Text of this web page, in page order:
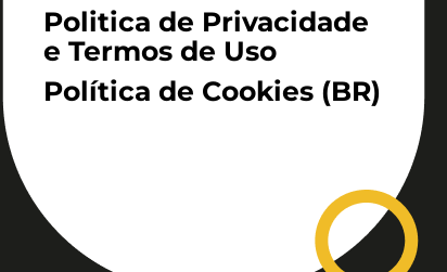
Politica de Privacidade
e Termos de Uso
Política de Cookies (BR)